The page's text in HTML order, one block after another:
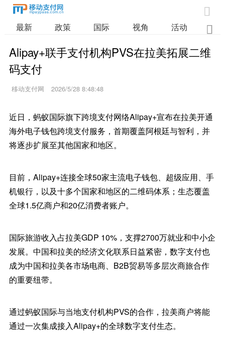

最新 政策 国际 视角 活动 业

Alipay+联手支付机构PVS在拉美拓展二维
码支付
移动支付网 2026/5/28 8:48:48
近日，蚂蚁国际旗下跨境支付网络Alipay+宣布在拉美开通
海外电子钱包跨境支付服务，首期覆盖阿根廷与智利，并
将逐步扩展至其他国家和地区。
目前，Alipay+连接全球50家主流电子钱包、超级应用、手
机银行，以及十多个国家和地区的二维码体系；生态覆盖
全球1.5亿商户和20亿消费者账户。
国际旅游收入占拉美GDP 10%，支撑2700万就业和中小企
发展。中国和拉美的经济文化联系日益紧密，数字支付也
成为中国和拉美各市场电商、B2B贸易等多层次商旅合作
的重要纽带。
通过蚂蚁国际与当地支付机构PVS的合作，拉美商户将能
通过一次集成接入Alipay+的全球数字支付生态。